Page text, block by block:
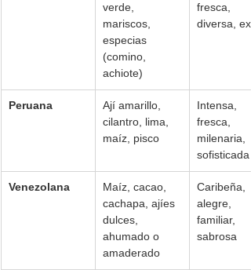
verde,
mariscos,
especias
(comino,
achiote)
fresca,
diversa,
Peruana
Ají amarillo,
cilantro, lima,
maíz, pisco
Intensa,
fresca,
milenaria,
sofisticada
Venezolana
Maíz, cacao,
cachapa, ajíes
dulces,
ahumado o
amaderado
Caribeña,
alegre,
familiar,
sabrosa